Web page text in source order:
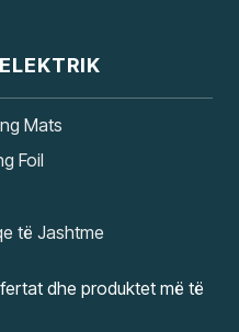
Mats
Foil
të Jashtme
dhe produktet më të